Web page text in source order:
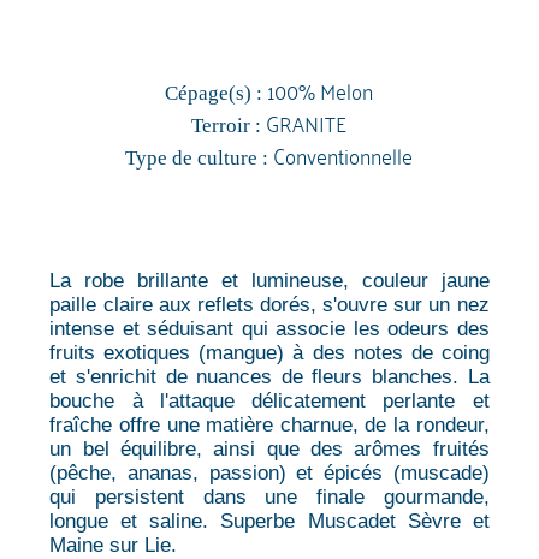
Cépage(s) : 100% Melon
Terroir : GRANITE
Type de culture : Conventionnelle
La robe brillante et lumineuse, couleur jaune
paille claire aux reflets dorés, s'ouvre sur un nez
intense et séduisant qui associe les odeurs des
fruits exotiques (mangue) à des notes de coing
et s'enrichit de nuances de fleurs blanches. La
bouche à l'attaque délicatement perlante et
fraîche offre une matière charnue, de la rondeur,
un bel équilibre, ainsi que des arômes fruités
(pêche, ananas, passion) et épicés (muscade)
qui persistent dans une finale gourmande,
longue et saline. Superbe Muscadet Sèvre et
Maine sur Lie.